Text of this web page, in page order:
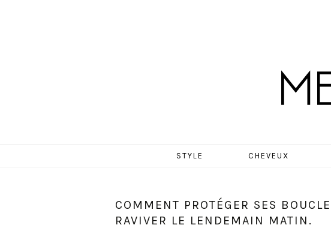
STYLE CHEVEUX
COMMENT PROTÉGER SES
RAVIVER LE LENDEMAIN MATIN.